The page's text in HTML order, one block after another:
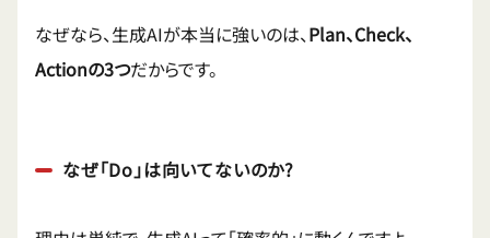
なぜなら、生成AIが本当に強いのは、Plan、Check、
Actionの3つだからです。
なぜ「Do」は向いてないのか?